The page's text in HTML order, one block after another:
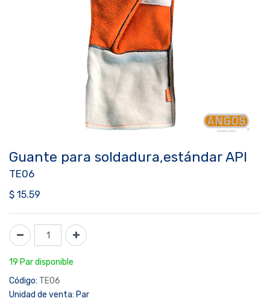
Guante para soldadura,estándar API
TE06
$ 15.59
19 Par disponible
Código: TE06
Unidad de venta: Par